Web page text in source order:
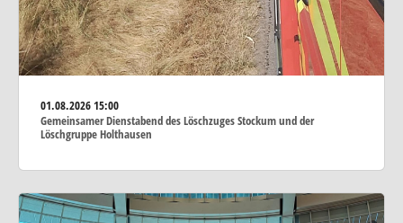
01.08.202615:00
Gemeinsamer Dienstabend des Löschzuges Stockum und der
Löschgruppe Holthausen